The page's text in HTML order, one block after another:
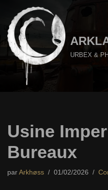
Aller
au
contenu
URBEX &
Usine
Bureaux
par Arkhøss 01/02/2026